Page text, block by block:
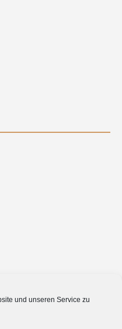
und unseren Service zu